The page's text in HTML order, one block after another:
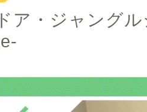
ア・ジャング